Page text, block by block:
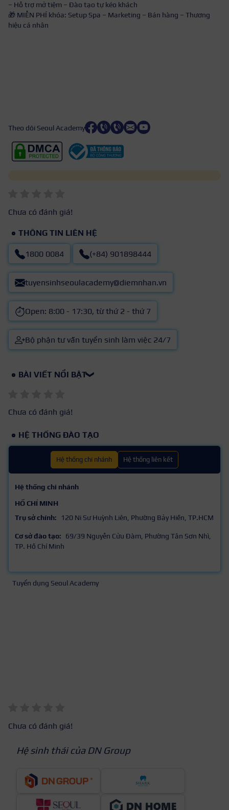
– Hỗ trợ mở tiệm – Đào tạo tự kéo khách
🎁 MIỄN PHÍ khóa: Setup Spa – Marketing – Bán hàng – Thương
hiệu cá nhân
Theo dõi Seoul Academy
Chưa có đánh giá!
THÔNG TIN LIÊN HỆ
1800 0084 (+84) 901898444
tuyensinhseoulacademy@diemnhan.vn
Open: 8:00 - 17:30, từ thứ 2 - thứ 7
Bộ phận tư vấn tuyển sinh làm việc 24/7
BÀI VIẾT NỔI BẬT❯
Chưa có đánh giá!
HỆ THỐNG ĐÀO TẠO
Hệ thống chi nhánh Hệ thống liên kết
Hệ thống chi nhánh
HỒ CHÍ MINH
Trụ sở chính:
120 Ni Sư Huỳnh Liên, Phường Bảy Hiền, TP.HCM
Cơ sở đào tạo:
69/39 Nguyễn Cửu Đàm, Phường Tân Sơn Nhì,
TP. Hồ Chí Minh
Tuyển dụng Seoul Academy
Chưa có đánh giá!
Hệ sinh thái của DN Group